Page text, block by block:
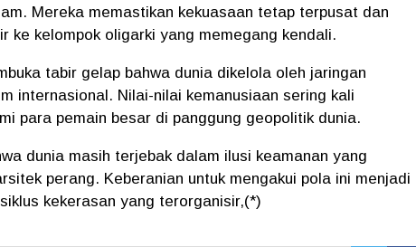
Mereka memastikan kekuasaan tetap terpusat dan
ke kelompok oligarki yang memegang kendali.
tabir gelap bahwa dunia dikelola oleh jaringan
internasional. Nilai-nilai kemanusiaan sering kali
para pemain besar di panggung geopolitik dunia.
dunia masih terjebak dalam ilusi keamanan yang
perang. Keberanian untuk mengakui pola ini menjadi
kekerasan yang terorganisir,(*)